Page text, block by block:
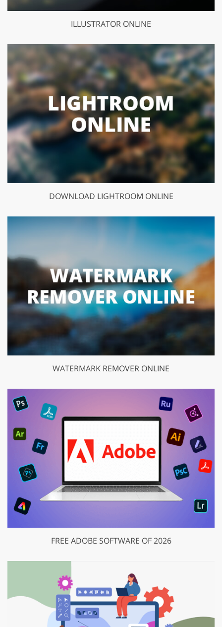
ILLUSTRATOR ONLINE
DOWNLOAD LIGHTROOM ONLINE
WATERMARK REMOVER ONLINE
FREE ADOBE SOFTWARE OF 2026